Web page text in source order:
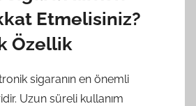
Etmelisiniz?
Özellik
sigaranın en önemli
Uzun süreli kullanım